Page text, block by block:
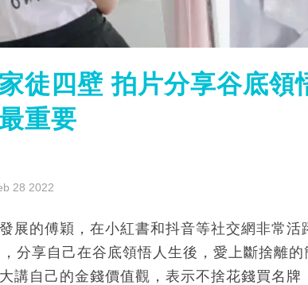
徒四壁 拍片分享谷底領
重要
28 2022
展的傅穎，在小紅書和抖音等社交網非常
分享自己在谷底領悟人生後，愛上斷捨離
講自己的金錢價值觀，表示不捨花錢買名